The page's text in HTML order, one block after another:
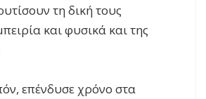
τη δική τους
και φυσικά και της
επένδυσε χρόνο στα